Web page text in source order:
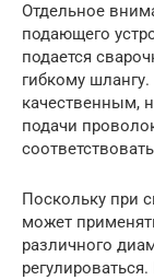
Отдельное
подающего
подается
гибкому
качественным,
подачи
Поскольку при
может
различного